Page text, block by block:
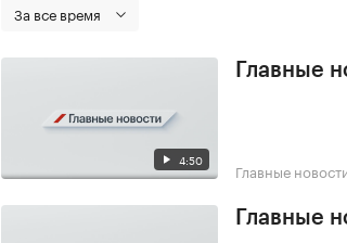
За все время
4:50
Главные
Главные
Главные